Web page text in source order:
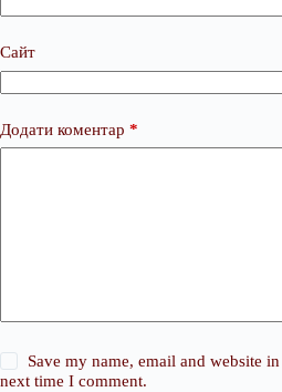
Сайт
Додати коментар *
Save my name, email and website
next time I comment.